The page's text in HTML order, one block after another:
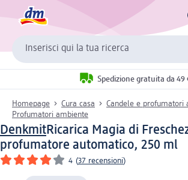
Inserisci qui la tua ricerca
Spedizione gratuita da 49
Homepage Cura casa
Candele e profumatori
Profumatori ambiente
DenkmitRicarica Magia di
profumatore automatico, 250 ml
4 (37 recensioni)